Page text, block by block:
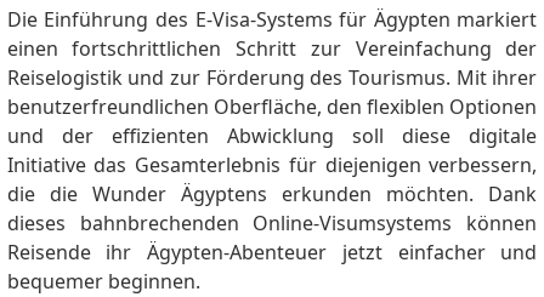
Die Einführung des E-Visa-Systems für Ägypten markiert
einen fortschrittlichen Schritt zur Vereinfachung der
Reiselogistik und zur Förderung des Tourismus. Mit ihrer
benutzerfreundlichen Oberfläche, den flexiblen Optionen
und der effizienten Abwicklung soll diese digitale
Initiative das Gesamterlebnis für diejenigen verbessern,
die die Wunder Ägyptens erkunden möchten. Dank
dieses bahnbrechenden Online-Visumsystems können
Reisende ihr Ägypten-Abenteuer jetzt einfacher und
bequemer beginnen.